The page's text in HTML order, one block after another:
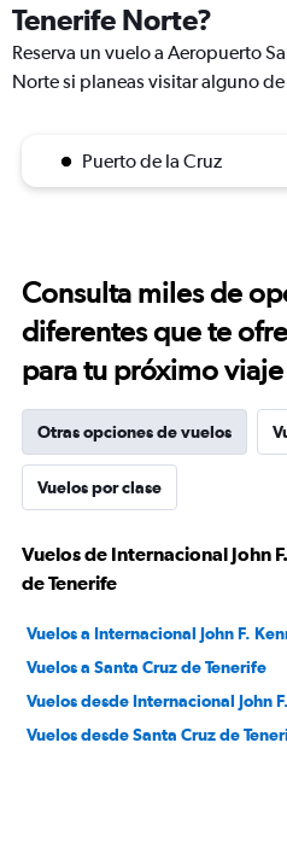
Tenerife Norte?
Reserva un vuelo a Aeropuerto
Norte si planeas visitar alguno
Puerto de la Cruz
Consulta miles de
diferentes que te
para tu próximo viaje
Otras opciones de vuelos
Vuelos por clase
Vuelos de Internacional John
de Tenerife
Vuelos a Internacional John F.
Vuelos a Santa Cruz de Tenerife
Vuelos desde Internacional John
Vuelos desde Santa Cruz de